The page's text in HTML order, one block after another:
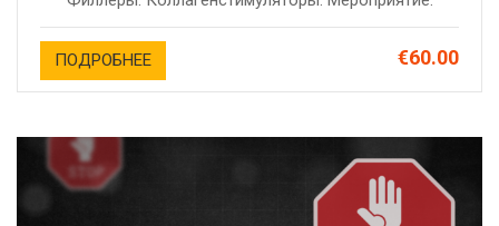
ПОДРОБНЕЕ €60.00